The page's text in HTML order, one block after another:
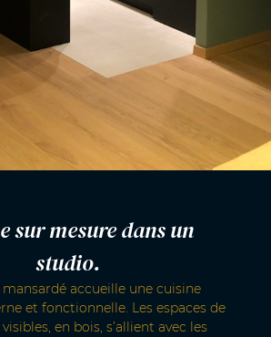
sur mesure dans un
studio.
mansardé accueille une cuisine
et fonctionnelle. Les espaces de
en bois, s’allient avec les